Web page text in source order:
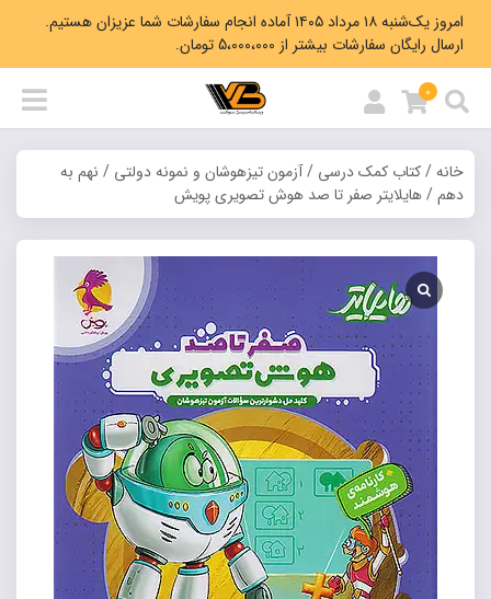
امروز یک‌شنبه ۱۸ مرداد ۱۴۰۵ آماده انجام سفارشات شما عزیزان هستیم.
ارسال رایگان سفارشات بیشتر از 5،000،000 تومان.
0
خانه/کتاب کمک درسی /آزمون تیزهوشان و نمونه دولتی / نهم به
دهم/ هایلایتر صفر تا صد هوش تصویری پویش